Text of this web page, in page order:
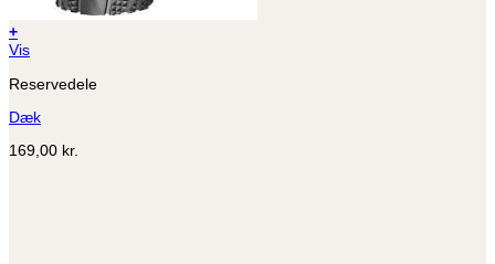
+
Dette
har
varianter.
kan
Vis
Reservedele
Dæk
169,00 kr.